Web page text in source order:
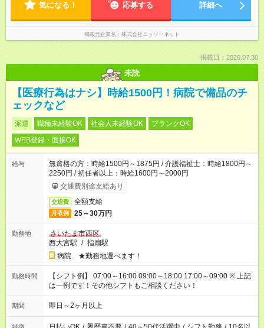
気になる！ 応募する 詳細へ
掲載元企業名 株式会社ニッソーネット
掲載日：2026.07.30
未読
【医療行為はナシ】時給1500円！病院で備品のチ
ェックなど
派遣 職種未経験OK 社会人未経験OK
ブランクOK
WEB登録・面接OK
給与
無資格の方：時給1500円～1875円 / 介護福祉士：時給1800円～
2250円 / 初任者以上：時給1600円～2000円
交通費別途支給あり
交通費 全額支給
月収例 25～30万円
勤務地
さいたま市西区
西大宮駅 / 指扇駅
病院 ★勤務地選べます！
勤務時間
【シフト例】 07:00～16:00 09:00～18:00 17:00～09:00 ※ 上記
は一例です！その他シフトもご相談ください！
期間 即日～2ヶ月以上